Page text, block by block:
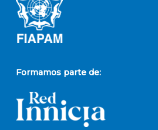
Formamos parte de: